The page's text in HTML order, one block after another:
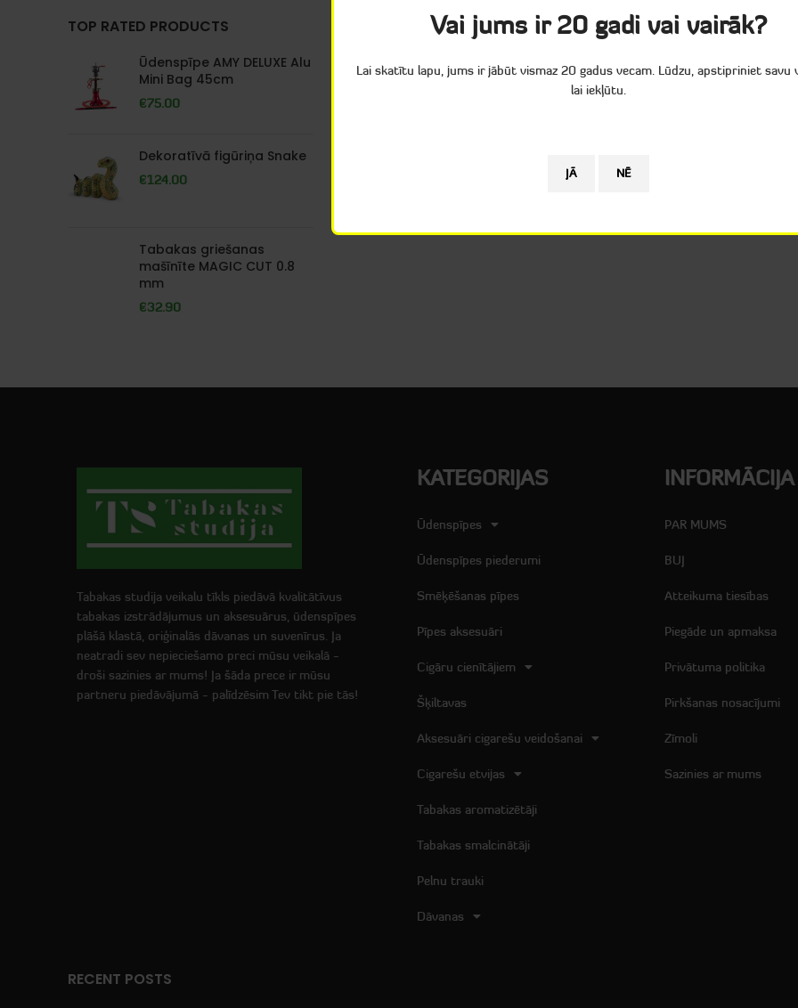
TOP RATED PRODUCTS
Ūdenspīpe AMY DELUXE Alu
Mini Bag 45cm
€75.00
Dekoratīvā figūriņa Snake
€124.00
Tabakas griešanas
mašīnīte MAGIC CUT 0.8
mm
€32.90
Tabakas studija veikalu tīkls piedāvā kvalitātīvus
tabakas izstrādājumus un aksesuārus, ūdenspīpes
plāšā klastā, oriģinalās dāvanas un suvenīrus. Ja
neatradi sev nepieciešamo preci mūsu veikalā -
droši sazinies ar mums! Ja šāda prece ir mūsu
partneru piedāvājumā - palīdzēsim Tev tikt pie tās!
KATEGORIJAS
Ūdenspīpes
Ūdenspīpes piederumi
Smēķēšanas pīpes
Pīpes aksesuāri
Cigāru cienītājiem
Šķiltavas
Aksesuāri cigarešu veidošanai
Cigarešu etvijas
Tabakas aromatizētāji
Tabakas smalcinātāji
Pelnu trauki
Dāvanas
INFORMĀCIJA
PAR MUMS
BUJ
Atteikuma tiesības
Piegāde un apmaksa
Privātuma politika
Pirkšanas nosacījumi
Zīmoli
Sazinies ar mums
RECENT POSTS
Vai jums ir 20 gadi vai vairāk?
Lai skatītu lapu, jums ir jābūt vismaz 20 gadus vecam. Lūdzu, apstipriniet savu
lai iekļūtu.